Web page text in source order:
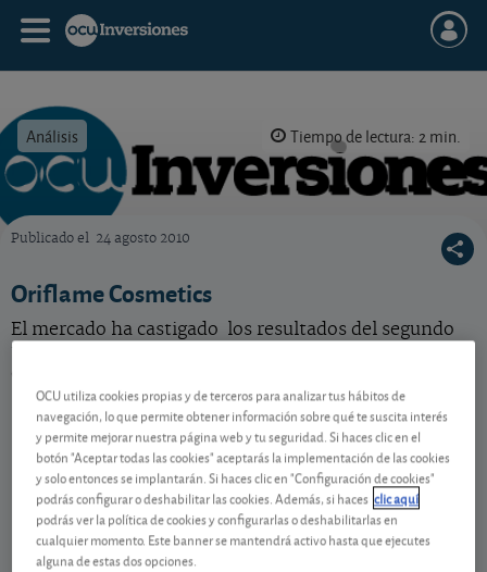
Análisis Tiempo de lectura: 2 min.
Publicado el 24 agosto 2010
Oriflame Cosmetics
El mercado ha castigado los resultados del segundo
Contenido reservado a SOCIOS
Gestiona tu dinero con visión
experta
OCU utiliza cookies propias y de terceros para analizar tus hábitos de
navegación, lo que permite obtener información sobre qué te suscita interés
y permite mejorar nuestra página web y tu seguridad. Si haces clic en el
botón "Aceptar todas las cookies" aceptarás la implementación de las cookies
y solo entonces se implantarán. Si haces clic en "Configuración de cookies"
podrás configurar o deshabilitar las cookies. Además, si haces clic aquí
podrás ver la política de cookies y configurarlas o deshabilitarlas en
cualquier momento. Este banner se mantendrá activo hasta que ejecutes
alguna de estas dos opciones.